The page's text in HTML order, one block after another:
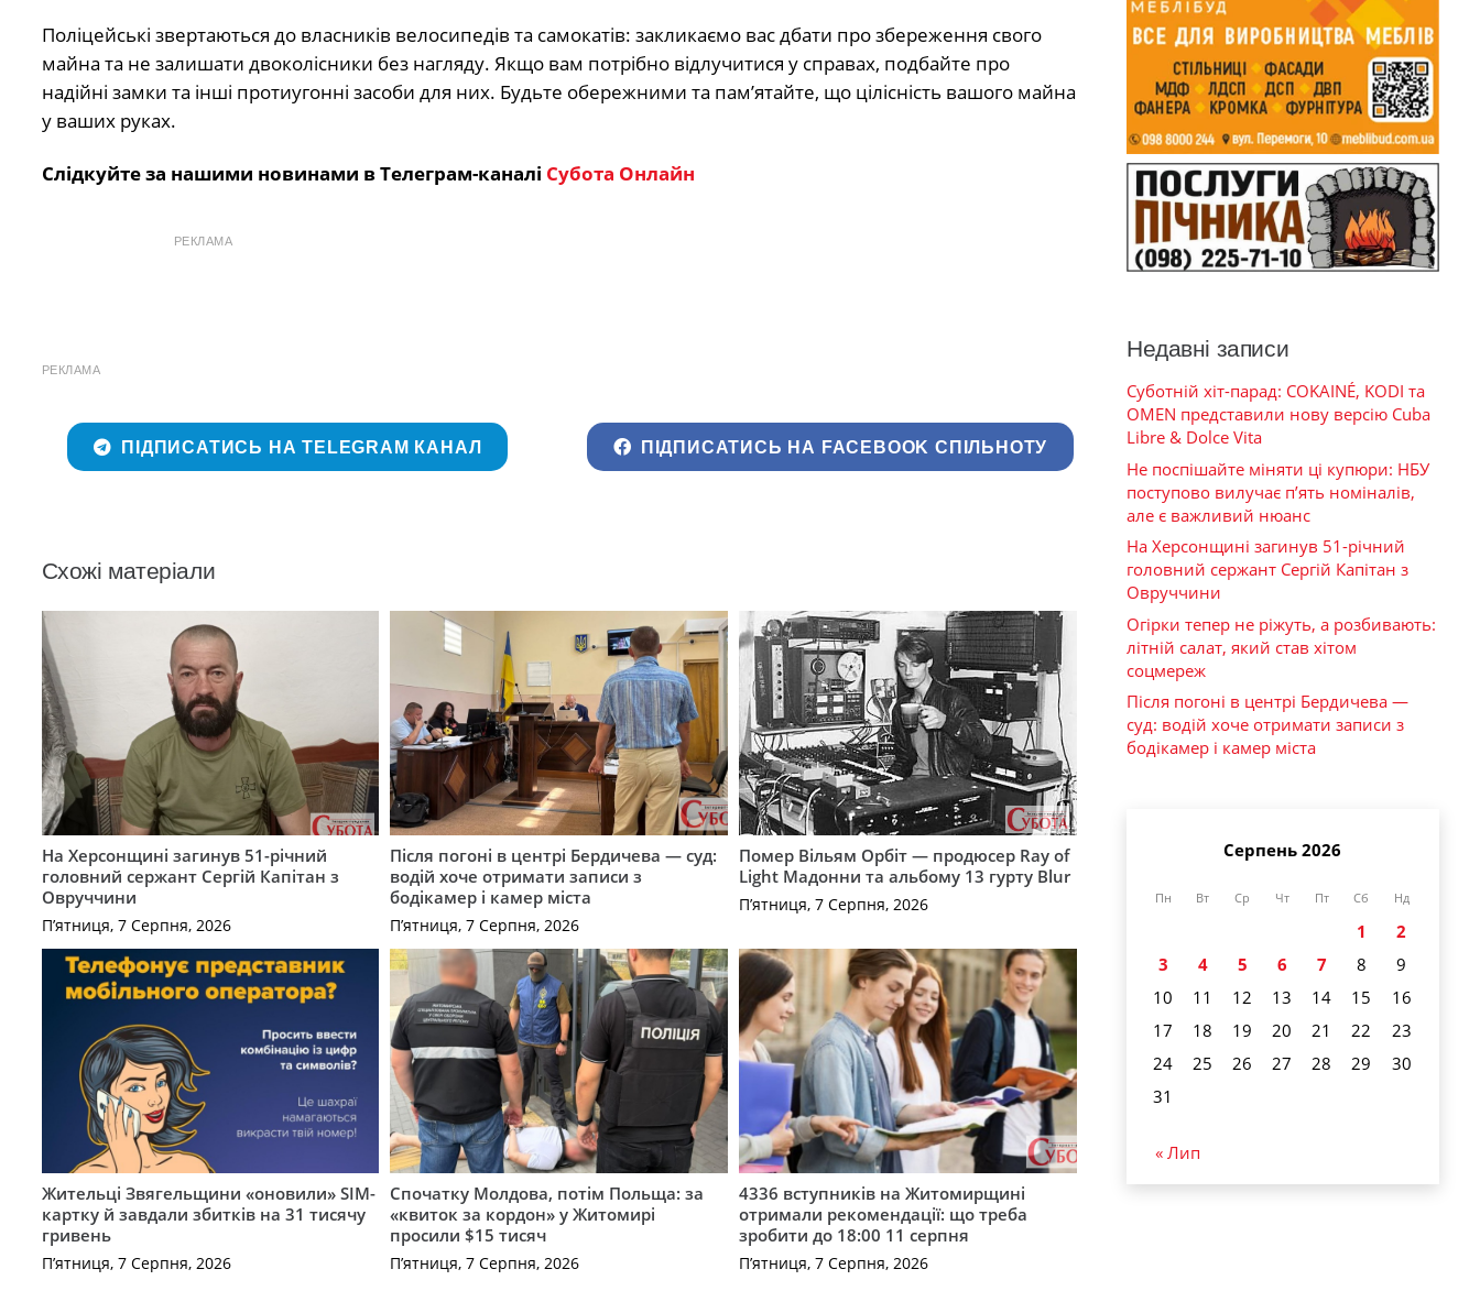
Поліцейські звертаються до власників велосипедів та самокатів: закликаємо вас дбати про збереження свого
майна та не залишати двоколісники без нагляду. Якщо вам потрібно відлучитися у справах, подбайте про
надійні замки та інші протиугонні засоби для них. Будьте обережними та пам’ятайте, що цілісність вашого майна
у ваших руках.
Слідкуйте за нашими новинами в Телеграм-каналі Субота Онлайн
РЕКЛАМА
РЕКЛАМА
ПІДПИСАТИСЬ НА TELEGRAM КАНАЛ ПІДПИСАТИСЬ НА FACEBOOK СПІЛЬНОТУ
Схожі матеріали
На Херсонщині загинув 51-річний
головний сержант Сергій Капітан з
Овруччини
П’ятниця, 7 Серпня, 2026
Після погоні в центрі Бердичева — суд:
водій хоче отримати записи з
бодікамер і камер міста
П’ятниця, 7 Серпня, 2026
Помер Вільям Орбіт — продюсер Ray of
Light Мадонни та альбому 13 гурту Blur
П’ятниця, 7 Серпня, 2026
Жительці Звягельщини «оновили» SIM-
картку й завдали збитків на 31 тисячу
гривень
П’ятниця, 7 Серпня, 2026
Спочатку Молдова, потім Польща: за
«квиток за кордон» у Житомирі
просили $15 тисяч
П’ятниця, 7 Серпня, 2026
4336 вступників на Житомирщині
отримали рекомендації: що треба
зробити до 18:00 11 серпня
П’ятниця, 7 Серпня, 2026
Недавні записи
Суботній хіт-парад: COKAINÉ, KODI та
OMEN представили нову версію Cuba
Libre & Dolce Vita
Не поспішайте міняти ці купюри: НБУ
поступово вилучає п’ять номіналів,
але є важливий нюанс
На Херсонщині загинув 51-річний
головний сержант Сергій Капітан з
Овруччини
Огірки тепер не ріжуть, а розбивають:
літній салат, який став хітом
соцмереж
Після погоні в центрі Бердичева —
суд: водій хоче отримати записи з
бодікамер і камер міста
Серпень 2026
Пн Вт Ср Чт Пт Сб Нд
1
2
3
4 5 6 7 8
9
10
11 12 13 14 15
16
17
18 19 20 21 22
23
24
25 26 27 28 29
30
31
« Лип